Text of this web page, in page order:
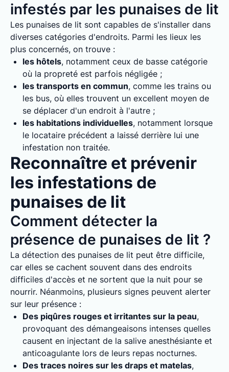
infestés par les punaises de lit
Les punaises de lit sont capables de s'installer dans
diverses catégories d'endroits. Parmi les lieux les
plus concernés, on trouve :
les hôtels, notamment ceux de basse catégorie
où la propreté est parfois négligée ;
les transports en commun, comme les trains ou
les bus, où elles trouvent un excellent moyen de
se déplacer d'un endroit à l'autre ;
les habitations individuelles, notamment lorsque
le locataire précédent a laissé derrière lui une
infestation non traitée.
Reconnaître et prévenir
les infestations de
punaises de lit
Comment détecter la
présence de punaises de lit ?
La détection des punaises de lit peut être difficile,
car elles se cachent souvent dans des endroits
difficiles d'accès et ne sortent que la nuit pour se
nourrir. Néanmoins, plusieurs signes peuvent alerter
sur leur présence :
Des piqûres rouges et irritantes sur la peau,
provoquant des démangeaisons intenses quelles
causent en injectant de la salive anesthésiante et
anticoagulante lors de leurs repas nocturnes.
Des traces noires sur les draps et matelas,